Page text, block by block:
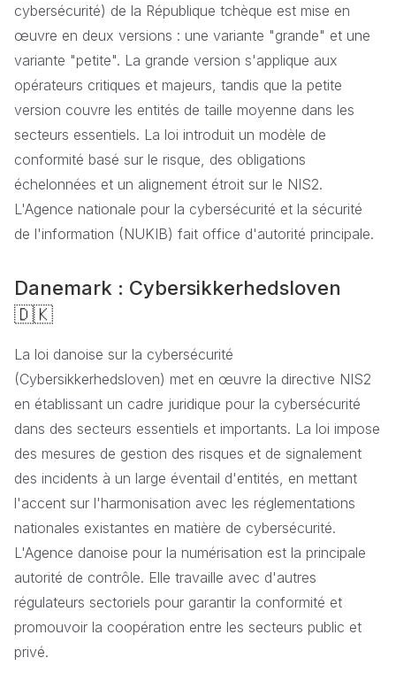
cybersécurité) de la République tchèque est mise en
œuvre en deux versions : une variante "grande" et une
variante "petite". La grande version s'applique aux
opérateurs critiques et majeurs, tandis que la petite
version couvre les entités de taille moyenne dans les
secteurs essentiels. La loi introduit un modèle de
conformité basé sur le risque, des obligations
échelonnées et un alignement étroit sur le NIS2.
L'Agence nationale pour la cybersécurité et la sécurité
de l'information (NUKIB) fait office d'autorité principale.
Danemark : Cybersikkerhedsloven
🇩🇰
La loi danoise sur la cybersécurité
(Cybersikkerhedsloven) met en œuvre la directive NIS2
en établissant un cadre juridique pour la cybersécurité
dans des secteurs essentiels et importants. La loi impose
des mesures de gestion des risques et de signalement
des incidents à un large éventail d'entités, en mettant
l'accent sur l'harmonisation avec les réglementations
nationales existantes en matière de cybersécurité.
L'Agence danoise pour la numérisation est la principale
autorité de contrôle. Elle travaille avec d'autres
régulateurs sectoriels pour garantir la conformité et
promouvoir la coopération entre les secteurs public et
privé.